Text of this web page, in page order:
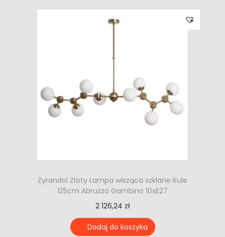
Żyrandol Złoty Lampa wisząca szklane Kule
125cm Abruzzo Gambino 10xE27
2 126,24 zł
Dodaj do koszyka